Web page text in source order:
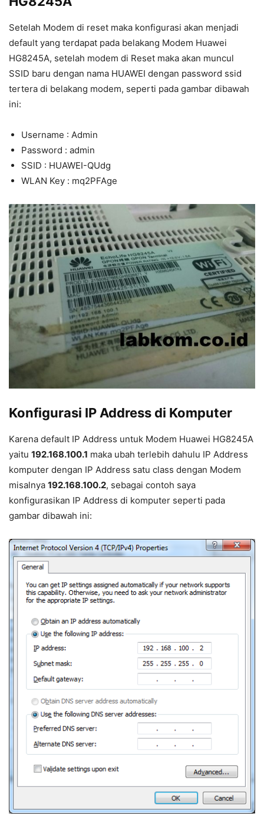
Setelah Modem di reset maka konfigurasi akan menjadi
default yang terdapat pada belakang Modem Huawei
HG8245A, setelah modem di Reset maka akan muncul
SSID baru dengan nama HUAWEI dengan password ssid
tertera di belakang modem, seperti pada gambar dibawah
ini:
Username : Admin
Password : admin
SSID : HUAWEI-QUdg
WLAN Key : mq2PFAge
Konfigurasi IP Address di Komputer
Karena default IP Address untuk Modem Huawei HG8245A
yaitu 192.168.100.1 maka ubah terlebih dahulu IP Address
komputer dengan IP Address satu class dengan Modem
misalnya 192.168.100.2, sebagai contoh saya
konfigurasikan IP Address di komputer seperti pada
gambar dibawah ini: